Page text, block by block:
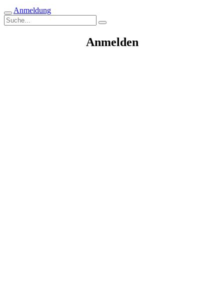
Anmeldung
Suche
nach:
Anmelden